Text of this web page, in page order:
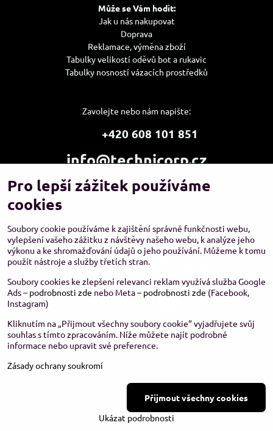
Může se Vám hodit:
Jak u nás nakupovat
Doprava
Reklamace, výměna zboží
Tabulky velikostí oděvů bot a rukavic
Tabulky nosností vázacích prostředků
Zavolejte nebo nám napište:
+420 608 101 851
info@technicorp.cz
Showroom a výdejní místo:
TECHNICORP ESHOP s.r.o.
143 00 Praha 4 – Modřany
Copyright
Zásady ochrany soukromí
Stav objednávky
Vytvořeno systémem:ByznysWeb.cz
Pro lepší zážitek používáme
cookies
Soubory cookie používáme k zajištění správné funkčnosti webu,
vylepšení vašeho zážitku z návštěvy našeho webu, k analýze jeho
výkonu a ke shromažďování údajů o jeho používání. Můžeme k tomu
použít nástroje a služby třetích stran.
Soubory cookies ke zlepšení relevanci reklam využívá služba Google
Ads – podrobnosti zde nebo Meta – podrobnosti zde (Facebook,
Instagram)
Kliknutím na „Přijmout všechny soubory cookie“ vyjadřujete svůj
souhlas s tímto zpracováním. Níže můžete najít podrobné
informace nebo upravit své preference.
Zásady ochrany soukromí
Ukázat podrobnosti
Přijmout všechny cookies